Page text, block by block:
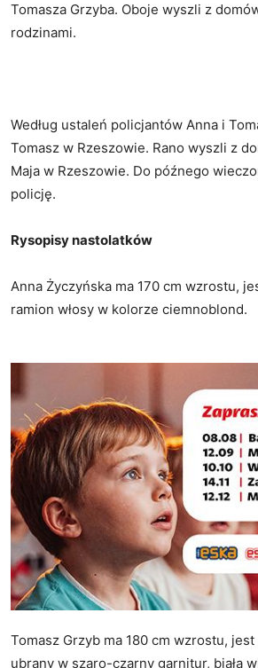
Tomasza Grzyba. Oboje wyszli z
rodzinami.
Według ustaleń policjantów Anna i
Tomasz w Rzeszowie. Rano wyszli z
Maja w Rzeszowie. Do późnego
policję.
Rysopisy nastolatków
Anna Życzyńska ma 170 cm wzrostu,
ramion włosy w kolorze ciemnoblond.
Tomasz Grzyb ma 180 cm wzrostu,
ubrany w szaro-czarny garnitur, białą